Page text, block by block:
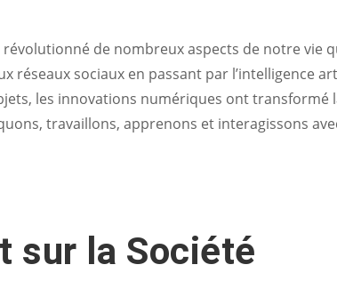
révolutionné de nombreux aspects de notre vie
réseaux sociaux en passant par l’intelligence
les innovations numériques ont transformé
travaillons, apprenons et interagissons
sur la Société